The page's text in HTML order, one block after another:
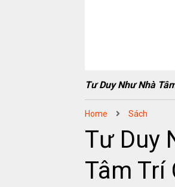
Tư Duy Như Nhà
Home Sách
Tư Duy
Tâm Trí